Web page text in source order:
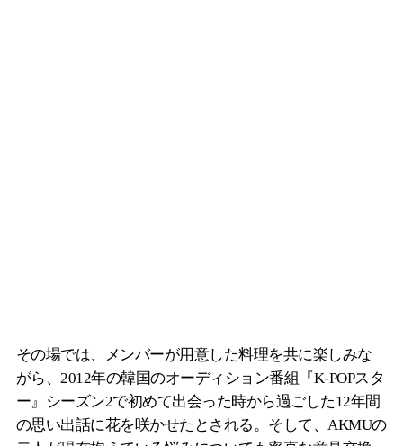
その場では、メンバーが用意した料理を共に楽しみな
がら、2012年の韓国のオーディション番組『K-POPスタ
ー』シーズン2で初めて出会った時から過ごした12年間
の思い出話に花を咲かせたとされる。そして、AKMUの